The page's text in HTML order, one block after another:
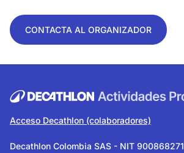
CONTACTA AL ORGANIZADOR
Acceso Decathlon (colaboradores)
Decathlon Colombia SAS - NIT 900868271